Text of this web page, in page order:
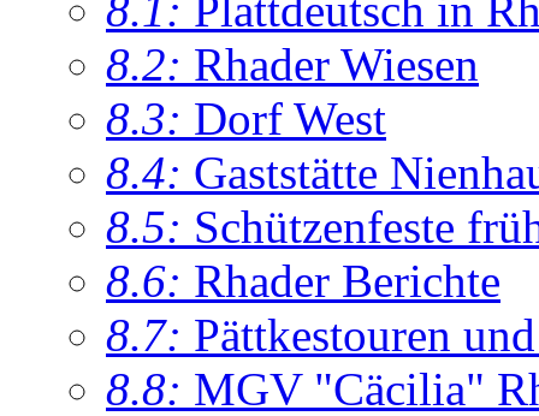
8.2: Rhader Wiesen
8.3: Dorf West
8.4: Gaststätte
8.5: Schützenfeste
8.6: Rhader Berichte
8.7: Pättkestouren
8.8: MGV "Cäcilia"